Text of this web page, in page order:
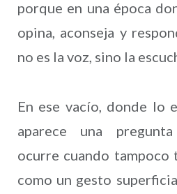
porque en una época
opina, aconseja y
no es la voz, sino la
En ese vacío, donde lo
aparece una
ocurre cuando tampoco
como un gesto